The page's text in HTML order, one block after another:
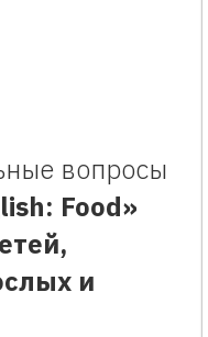
вопросы
Food»
и